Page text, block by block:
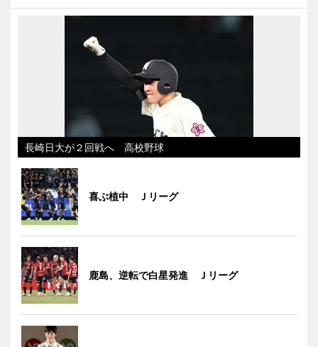
長崎日大が２回戦へ 高校野球
喜ぶ植中 Ｊリーグ
鹿島、逆転で白星発進 Ｊリーグ